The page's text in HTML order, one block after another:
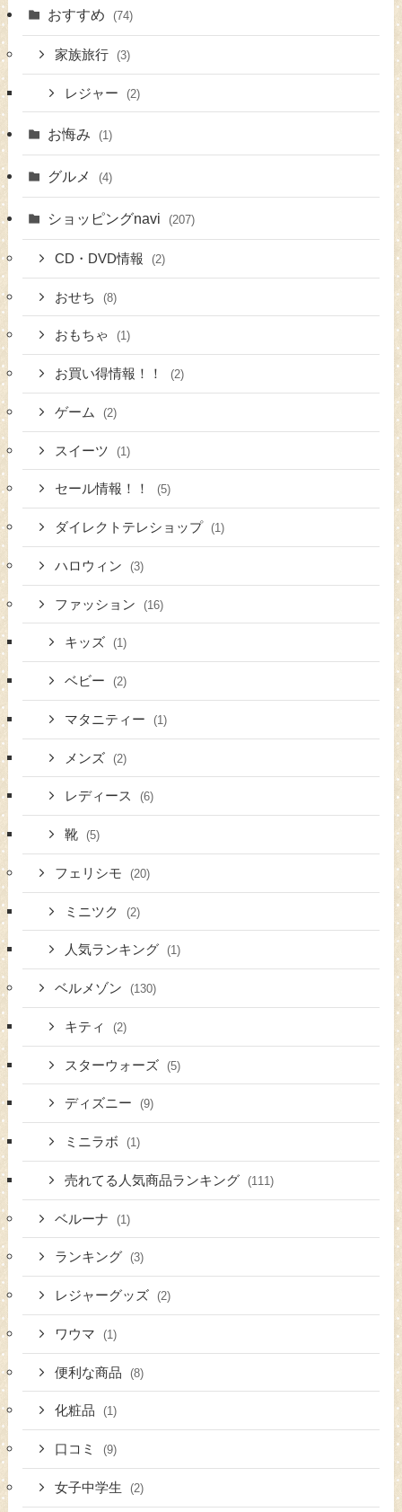
おすすめ (74)
家族旅行 (3)
レジャー (2)
お悔み (1)
グルメ (4)
ショッピングnavi (207)
CD・DVD情報 (2)
おせち (8)
おもちゃ (1)
お買い得情報！！ (2)
ゲーム (2)
スイーツ (1)
セール情報！！ (5)
ダイレクトテレショップ (1)
ハロウィン (3)
ファッション (16)
キッズ (1)
ベビー (2)
マタニティー (1)
メンズ (2)
レディース (6)
靴 (5)
フェリシモ (20)
ミニツク (2)
人気ランキング (1)
ベルメゾン (130)
キティ (2)
スターウォーズ (5)
ディズニー (9)
ミニラボ (1)
売れてる人気商品ランキング (111)
ベルーナ (1)
ランキング (3)
レジャーグッズ (2)
ワウマ (1)
便利な商品 (8)
化粧品 (1)
口コミ (9)
女子中学生 (2)